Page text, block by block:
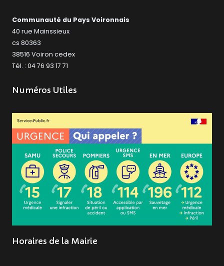
Communauté du Pays Voironnais
40 rue Mainssieux
cs 80363
38516 Voiron cedex
Tél. : 04 76 93 17 71
Numéros Utiles
Horaires de la Mairie